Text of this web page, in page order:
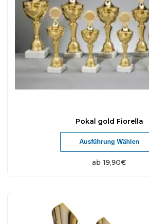
Pokal gold Fiorella
ab 19,90€
Ausführung Wählen